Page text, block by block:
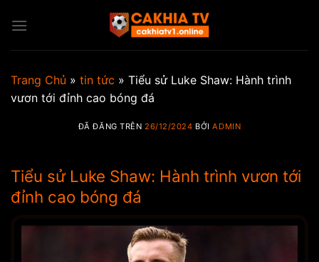
đến
Trang Chủ » tin tức » Tiểu sử Luke Shaw: Hành trình
vươn tới đỉnh cao bóng đá
ĐÃ ĐĂNG TRÊN 26/12/2024 BỞIADMIN
Tiểu sử Luke Shaw: Hành trình vươn tới
đỉnh cao bóng đá